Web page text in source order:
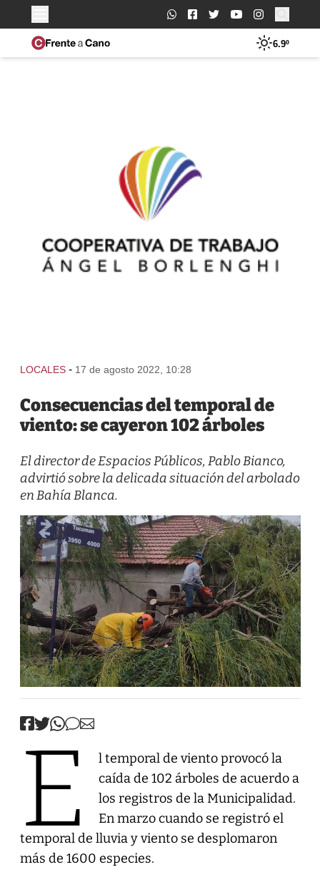
Buscar:
6.9º
LOCALES - 17 de agosto 2022, 10:28
Consecuencias del temporal de
viento: se cayeron 102 árboles
El director de Espacios Públicos, Pablo Bianco,
advirtió sobre la delicada situación del arbolado
en Bahía Blanca.
E
l temporal de viento provocó la
caída de 102 árboles de acuerdo a
los registros de la Municipalidad.
En marzo cuando se registró el
temporal de lluvia y viento se desplomaron
más de 1600 especies.